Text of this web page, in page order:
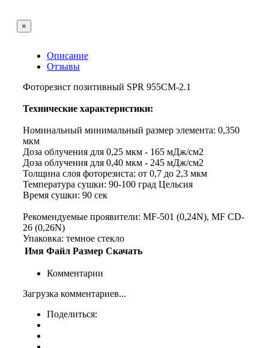
×
Описание
Отзывы
Фоторезист позитивный SPR 955CM-2.1
Технические характеристики:
Номинальный минимальный размер элемента: 0,350
мкм
Доза облучения для 0,25 мкм - 165 мДж/см2
Доза облучения для 0,40 мкм - 245 мДж/см2
Толщина слоя фоторезиста: от 0,7 до 2,3 мкм
Температура сушки: 90-100 град Цельсия
Время сушки: 90 сек
Рекомендуемые проявители: MF-501 (0,24N), MF CD-
26 (0,26N)
Упаковка: темное стекло
Имя Файл Размер Скачать
Комментарии
Загрузка комментариев...
Поделиться: